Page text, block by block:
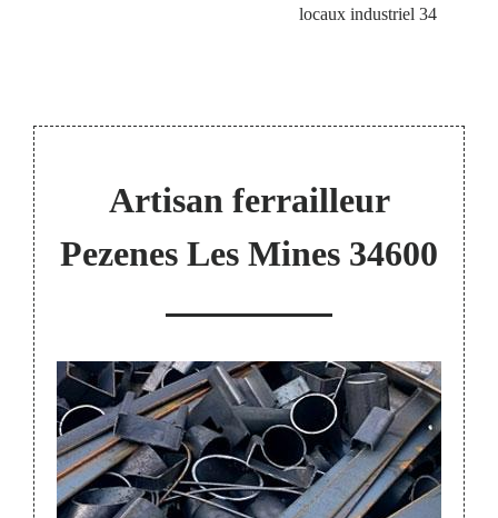
locaux industriel 34
Artisan ferrailleur
Pezenes Les Mines 34600